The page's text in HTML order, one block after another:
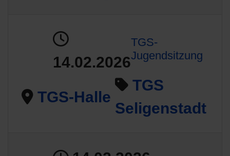
14.02.2026
TGS-
Jugendsitzung
TGS-Halle
TGS
Seligenstadt